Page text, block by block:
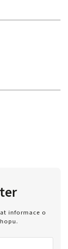
informace o